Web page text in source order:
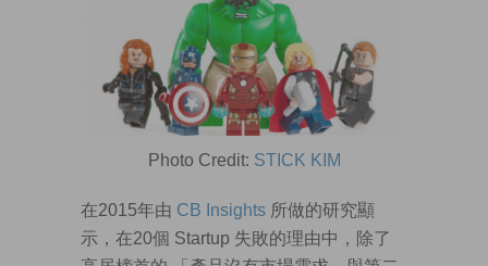
Photo Credit: STICK KIM
在2015年由 CB Insights 所做的研究顯
示，在20個 Startup 失敗的理由中，除了